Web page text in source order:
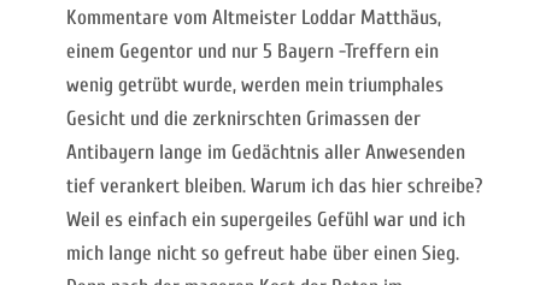
Kommentare vom Altmeister Loddar Matthäus,
einem Gegentor und nur 5 Bayern -Treffern ein
wenig getrübt wurde, werden mein triumphales
Gesicht und die zerknirschten Grimassen der
Antibayern lange im Gedächtnis aller Anwesenden
tief verankert bleiben. Warum ich das hier schreibe?
Weil es einfach ein supergeiles Gefühl war und ich
mich lange nicht so gefreut habe über einen Sieg.